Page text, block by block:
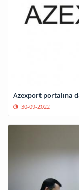
Azexport portalına
30-09-2022